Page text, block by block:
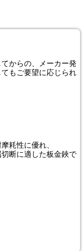
からの、メーカー発
もご要望に応じられ
耗性に優れ、
断に適した板金鋏で